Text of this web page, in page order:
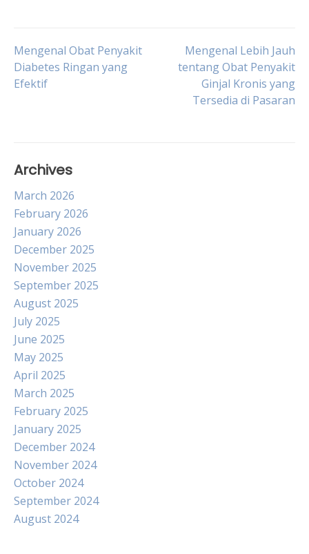
Post
navigation
Mengenal Obat Penyakit
Diabetes Ringan yang
Efektif
Mengenal Lebih Jauh
tentang Obat Penyakit
Ginjal Kronis yang
Tersedia di Pasaran
Archives
March 2026
February 2026
January 2026
December 2025
November 2025
September 2025
August 2025
July 2025
June 2025
May 2025
April 2025
March 2025
February 2025
January 2025
December 2024
November 2024
October 2024
September 2024
August 2024